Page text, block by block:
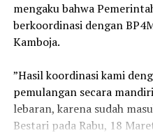
mengaku bahwa
berkoordinasi dengan
Kamboja.
‎”Hasil koordinasi kami
pemulangan secara
lebaran, karena sudah
Bestari pada Rabu, 18